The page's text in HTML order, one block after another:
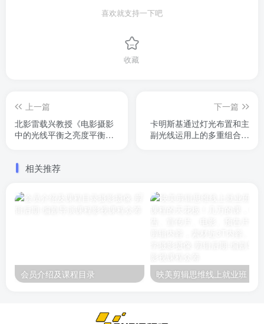
喜欢就支持一下吧
收藏
上一篇
北影雷载兴教授《电影摄影
中的光线平衡之亮度平衡》
看光比与反差在电影中的应
时讲解。花小钱，听大师讲
解
下一篇
卡明斯基通过灯光布置和主
副光线运用上的多重组合，
相关推荐
会员介绍及课程目录